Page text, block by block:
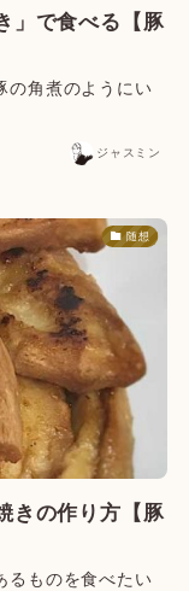
」で食べる【豚
の角煮のようにい
ジャスミン
随想
きの作り方【豚
るものを食べたい